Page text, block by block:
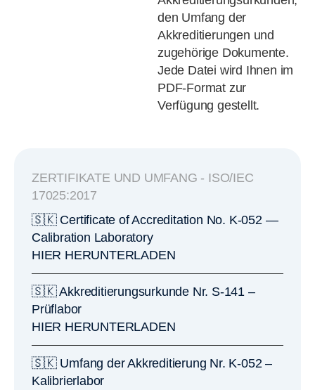
den Umfang der
Akkreditierungen und
zugehörige Dokumente.
Jede Datei wird Ihnen im
PDF-Format zur
Verfügung gestellt.
ZERTIFIKATE UND UMFANG - ISO/IEC
17025:2017
🇸🇰 Certificate of Accreditation No. K-052 —
Calibration Laboratory
HIER HERUNTERLADEN
🇸🇰 Akkreditierungsurkunde Nr. S-141 –
Prüflabor
HIER HERUNTERLADEN
🇸🇰 Umfang der Akkreditierung Nr. K-052 –
Kalibrierlabor